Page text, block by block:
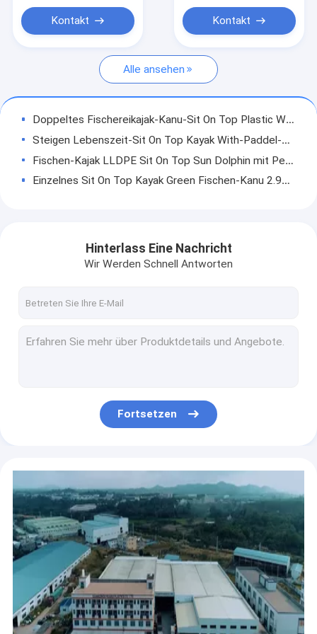
Sit In Kayak
Das Laufen schlürfen Brett
Kajak-Zusatz
Kontakt Kontakt
Alle ansehen
Doppeltes Fischereikajak-Kanu-Sit On Top Plastic With-Paddel 2.7m*0.84m
Steigen Lebenszeit-Sit On Top Kayak With-Paddel-kleine einzelne Person 2.95m*0.78m auf
Fischen-Kajak LLDPE Sit On Top Sun Dolphin mit Pedalen 2.95m*0.78m
Einzelnes Sit On Top Kayak Green Fischen-Kanu 2.95m*0.78m Hobie
8 Mann des Fuß-2, der Sit On Top Kayak Plastic 3 Jahre HDPE LLDPE drei Schichten fischt
Pelikan Sit On Top Kayak Personen-Fischen-Kanu 400 lbs-Kapazitäts-1
Einzelne Person 12 Ft-Jugend-Sit On Top Kayak Fishings eingewickelt durch drei Schichten
Blaue Person der Jugend-1, die den Kajak-Plastik fischt 275 lbs fischt
Riber deluxer Sit On Top Kayak Mann-Fischen-Kanu 350 lbs-Kapazitäts-1
9 Ft-Kurzschluss-Sit On Top Kayak Plastic-Seeeinzelne Person
Plastikseeeinzelne Person Sit In Huarui fahren HDPE 330 lbs Kayak
16' 7" Plastikseekajak, der LLDPE-Plastikmeer fischend bereist Sit In Kayak bereist
Hinterlass Eine Nachricht
Wir Werden Schnell Antworten
Fortsetzen